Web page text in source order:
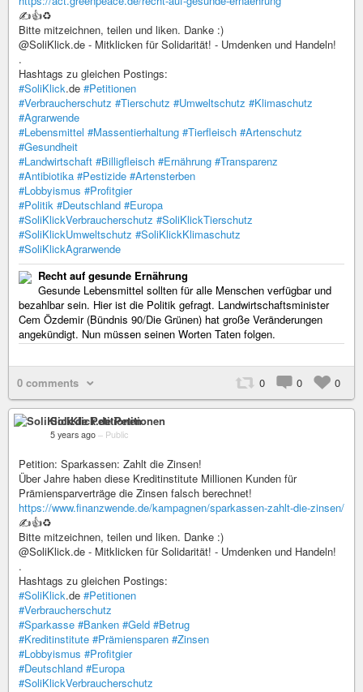
✍️👍♻️
Bitte mitzeichnen, teilen und liken. Danke :)
@SoliKlick.de - Mitklicken für Solidarität! - Umdenken und Handeln!
.
Hashtags zu gleichen Postings:
#SoliKlick.de #Petitionen
#Verbraucherschutz #Tierschutz #Umweltschutz #Klimaschutz
#Agrarwende
#Lebensmittel #Massentierhaltung #Tierfleisch #Artenschutz
#Gesundheit
#Landwirtschaft #Billigfleisch #Ernährung #Transparenz
#Antibiotika #Pestizide #Artensterben
#Lobbyismus #Profitgier
#Politik #Deutschland #Europa
#SoliKlickVerbraucherschutz #SoliKlickTierschutz
#SoliKlickUmweltschutz #SoliKlickKlimaschutz
#SoliKlickAgrarwende
Recht auf gesunde Ernährung
Gesunde Lebensmittel sollten für alle Menschen verfügbar und
bezahlbar sein. Hier ist die Politik gefragt. Landwirtschaftsminister
Cem Özdemir (Bündnis 90/Die Grünen) hat große Veränderungen
angekündigt. Nun müssen seinen Worten Taten folgen.
0 comments 0 0 0
SoliKlick.de Petitionen
5 years ago – Public
Petition: Sparkassen: Zahlt die Zinsen!
Über Jahre haben diese Kreditinstitute Millionen Kunden für
Prämiensparverträge die Zinsen falsch berechnet!
https://www.finanzwende.de/kampagnen/sparkassen-zahlt-die-zinsen/
✍️👍♻️
Bitte mitzeichnen, teilen und liken. Danke :)
@SoliKlick.de - Mitklicken für Solidarität! - Umdenken und Handeln!
.
Hashtags zu gleichen Postings:
#SoliKlick.de #Petitionen
#Verbraucherschutz
#Sparkasse #Banken #Geld #Betrug
#Kreditinstitute #Prämiensparen #Zinsen
#Lobbyismus #Profitgier
#Deutschland #Europa
#SoliKlickVerbraucherschutz